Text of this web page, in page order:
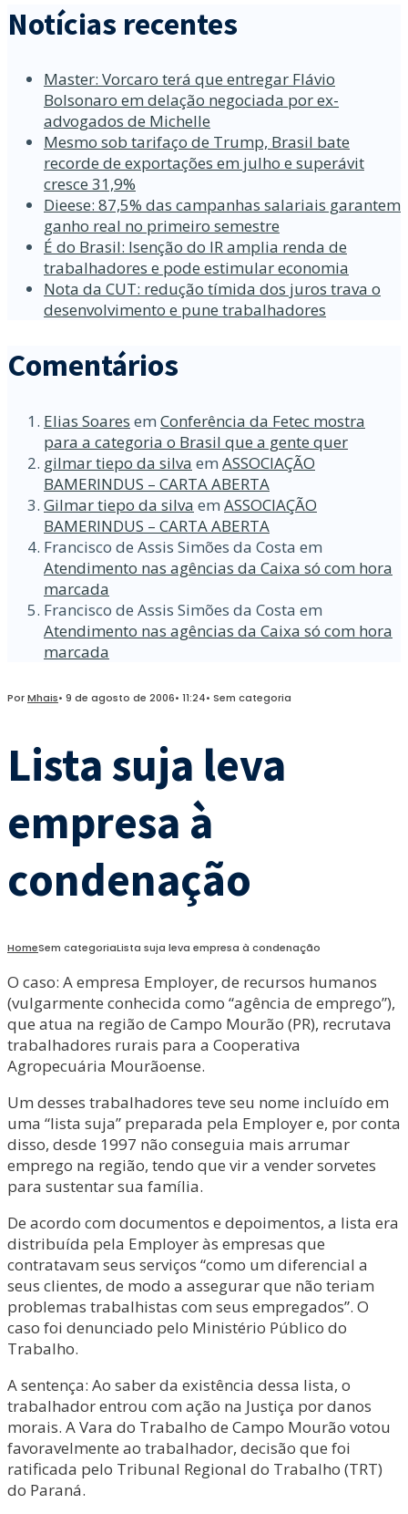
Notícias recentes
Master: Vorcaro terá que entregar Flávio
Bolsonaro em delação negociada por ex-
advogados de Michelle
Mesmo sob tarifaço de Trump, Brasil bate
recorde de exportações em julho e superávit
cresce 31,9%
Dieese: 87,5% das campanhas salariais garantem
ganho real no primeiro semestre
É do Brasil: Isenção do IR amplia renda de
trabalhadores e pode estimular economia
Nota da CUT: redução tímida dos juros trava o
desenvolvimento e pune trabalhadores
Comentários
Elias Soares em Conferência da Fetec mostra
para a categoria o Brasil que a gente quer
gilmar tiepo da silva em ASSOCIAÇÃO
BAMERINDUS – CARTA ABERTA
Gilmar tiepo da silva em ASSOCIAÇÃO
BAMERINDUS – CARTA ABERTA
Francisco de Assis Simões da Costa em
Atendimento nas agências da Caixa só com hora
marcada
Francisco de Assis Simões da Costa em
Atendimento nas agências da Caixa só com hora
marcada
PorMhais• 9 de agosto de 2006• 11:24• Sem categoria
Lista suja leva
empresa à
condenação
HomeSem categoriaLista suja leva empresa à condenação
O caso: A empresa Employer, de recursos humanos
(vulgarmente conhecida como “agência de emprego”),
que atua na região de Campo Mourão (PR), recrutava
trabalhadores rurais para a Cooperativa
Agropecuária Mourãoense.
Um desses trabalhadores teve seu nome incluído em
uma “lista suja” preparada pela Employer e, por conta
disso, desde 1997 não conseguia mais arrumar
emprego na região, tendo que vir a vender sorvetes
para sustentar sua família.
De acordo com documentos e depoimentos, a lista era
distribuída pela Employer às empresas que
contratavam seus serviços “como um diferencial a
seus clientes, de modo a assegurar que não teriam
problemas trabalhistas com seus empregados”. O
caso foi denunciado pelo Ministério Público do
Trabalho.
A sentença: Ao saber da existência dessa lista, o
trabalhador entrou com ação na Justiça por danos
morais. A Vara do Trabalho de Campo Mourão votou
favoravelmente ao trabalhador, decisão que foi
ratificada pelo Tribunal Regional do Trabalho (TRT)
do Paraná.